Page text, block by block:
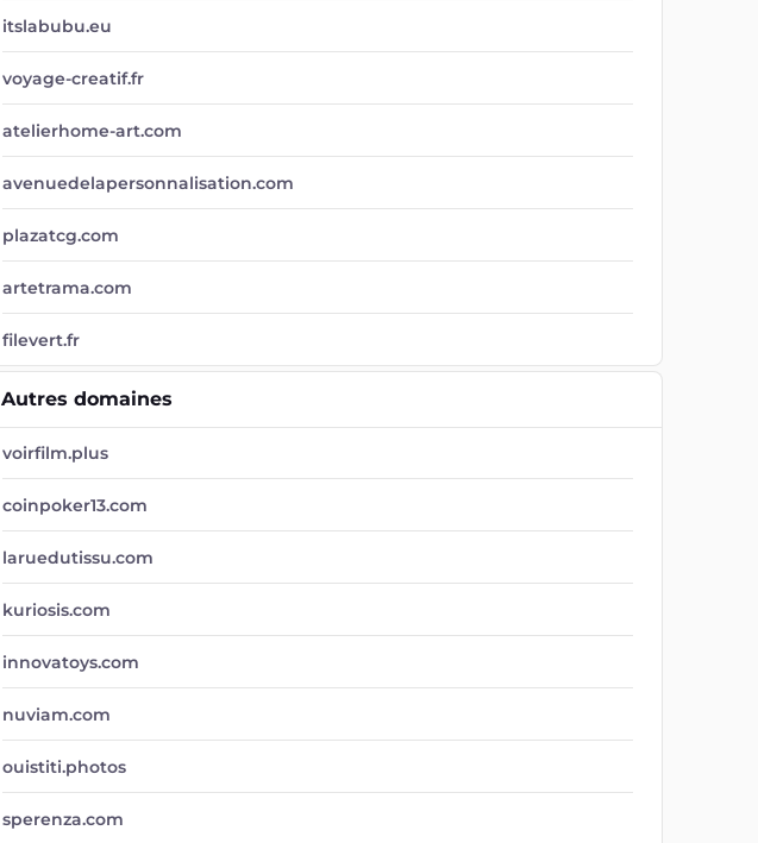
itslabubu.eu
voyage-creatif.fr
atelierhome-art.com
avenuedelapersonnalisation.com
plazatcg.com
artetrama.com
filevert.fr
Autres domaines
voirfilm.plus
coinpoker13.com
laruedutissu.com
kuriosis.com
innovatoys.com
nuviam.com
ouistiti.photos
sperenza.com